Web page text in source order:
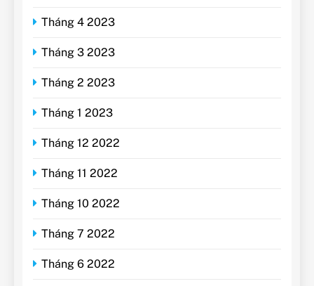
Tháng 4 2023
Tháng 3 2023
Tháng 2 2023
Tháng 1 2023
Tháng 12 2022
Tháng 11 2022
Tháng 10 2022
Tháng 7 2022
Tháng 6 2022